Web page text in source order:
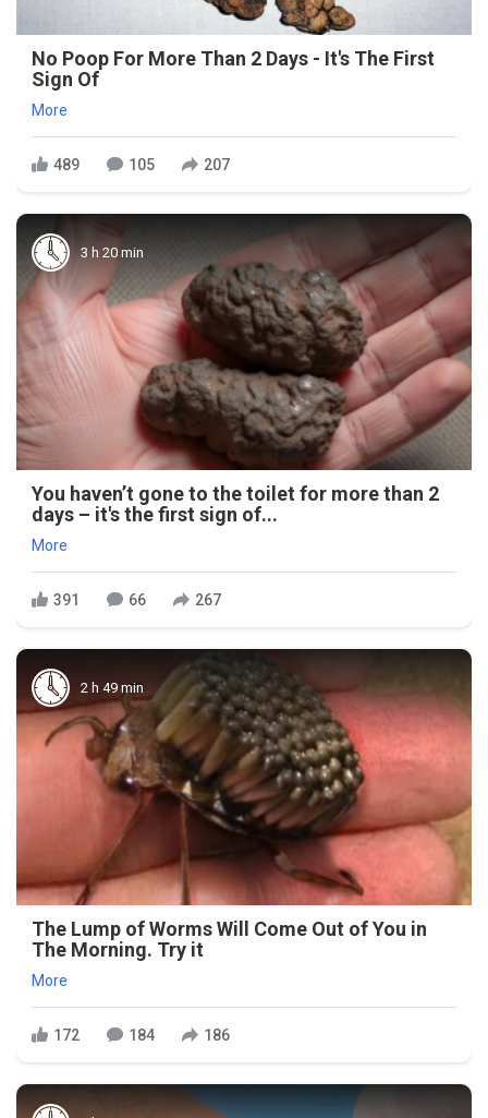
No Poop For More Than 2 Days - It's The First
Sign Of
More
489 105 207
3 h 20 min
You haven’t gone to the toilet for more than 2
days – it's the first sign of...
More
391 66 267
2 h 49 min
The Lump of Worms Will Come Out of You in
The Morning. Try it
More
172 184 186